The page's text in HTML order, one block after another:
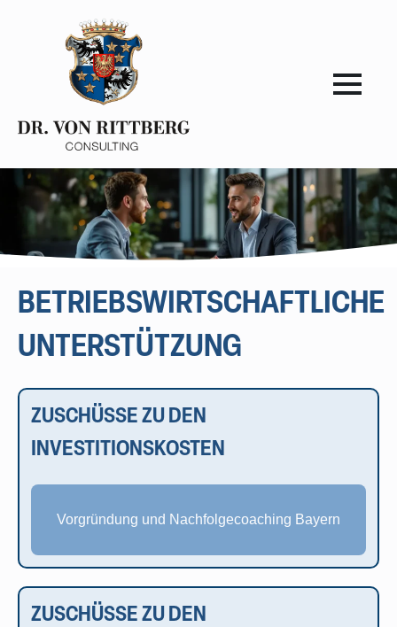
BETRIEBSWIRTSCHAFTLICHE
UNTERSTÜTZUNG
ZUSCHÜSSE ZU DEN
INVESTITIONSKOSTEN
Vorgründung und Nachfolgecoaching Bayern
ZUSCHÜSSE ZU DEN